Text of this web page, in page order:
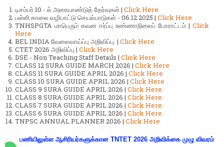
டிசம்பர் 10 - ல் அரையாண்டுத் தேர்வுகள் | Click Here
பள்ளி காலை வழிபாட்டு செயல்பாடுகள் - 06.12.2025 | Click Here
TNHSPGTA மாபெரும் கவன ஈர்ப்பு உண்ணாநிலைப் போராட்டம் | Click
Here
BEL INDIA வேலைவாய்ப்பு அறிவிப்பு. | Click Here
CTET 2026 அறிவிப்பு | Click Here
DSE - Non Teaching Staff Details | Click Here
CLASS 12 SURA GUIDE MARCH 2026 | Click Here
CLASS 11 SURA GUIDE APRIL 2026 | Click Here
CLASS 10 SURA GUIDE APRIL 2026 | Click Here
CLASS 9 SURA GUIDE APRIL 2026 | Click Here
CLASS 8 SURA GUIDE APRIL 2026 | Click Here
CLASS 7 SURA GUIDE APRIL 2026 | Click Here
CLASS 6 SURA GUIDE APRIL 2026 | Click Here
TNPSC ANNUAL PLANNER 2026 | Click Here
பணியிலுள்ள ஆசிரியர்களுக்கான TNTET 2026 அறிவிக்கை முழு விவரம்